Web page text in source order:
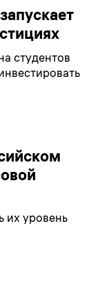
студентов
их уровень